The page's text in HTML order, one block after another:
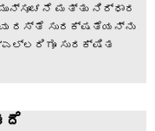
ಮತ್ತು ನಿರ್ಧಾರ
ರಸ್ತೆ ಸುರಕ್ಷತೆಯನ್ನು
ಸುರಕ್ಷಿತ